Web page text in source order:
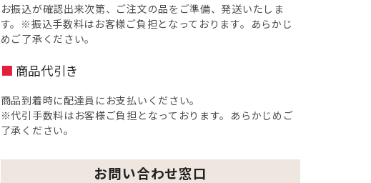
お振込が確認出来次第、ご注文の品をご準備、発送いたしま
す。※振込手数料はお客様ご負担となっております。あらかじ
めご了承ください。
商品代引き
商品到着時に配達員にお支払いください。
※代引手数料はお客様ご負担となっております。あらかじめご
了承ください。
お問い合わせ窓口